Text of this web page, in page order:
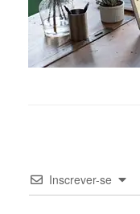
Inscrever-se